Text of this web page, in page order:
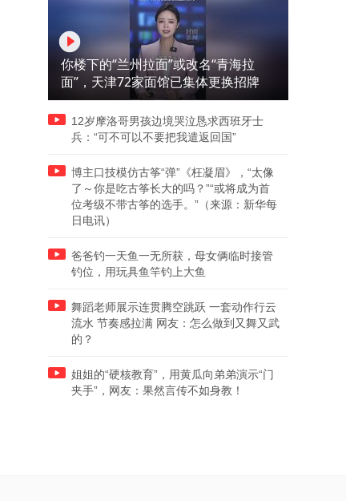
你楼下的“兰州拉面”或改名“青海拉
面”，天津72家面馆已集体更换招牌
12岁摩洛哥男孩边境哭泣恳求西班牙士
兵：“可不可以不要把我遣返回国”
博主口技模仿古筝“弹”《枉凝眉》，“太像
了～你是吃古筝长大的吗？”“或将成为首
位考级不带古筝的选手。”（来源：新华每
日电讯）
爸爸钓一天鱼一无所获，母女俩临时接管
钓位，用玩具鱼竿钓上大鱼
舞蹈老师展示连贯腾空跳跃 一套动作行云
流水 节奏感拉满 网友：怎么做到又舞又武
的？
姐姐的“硬核教育”，用黄瓜向弟弟演示“门
夹手”，网友：果然言传不如身教！